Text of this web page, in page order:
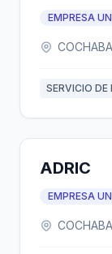
EMPRESA
SERVICIO
ADRIC
EMPRESA